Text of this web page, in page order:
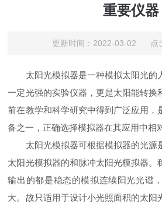
重要仪器
更新时间：2022-03-02 点
太阳光模拟器是一种模拟太阳光的
一定光强的实验仪器，更是太阳能转换
前在教学和科学研究中得到广泛应用，
备之一，正确选择模拟器在其应用中相
太阳光模拟器可根据模拟器的光源
太阳光模拟器的和脉冲太阳光模拟器。
输出的都是稳态的模拟连续阳光光谱
大。故只适用于设计小光照面积的太阳